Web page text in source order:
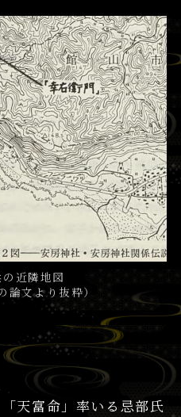
近隣地図
論文より抜粋）
天富命」率いる忌部氏